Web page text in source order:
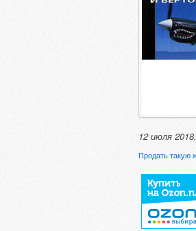
12 июля
Продать такую